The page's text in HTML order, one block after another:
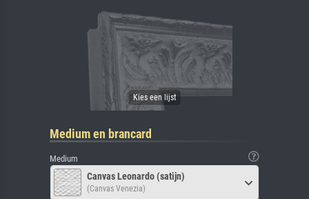
Medium en brancard
Medium
Canvas Leonardo (satijn)
(Canvas Venezia)